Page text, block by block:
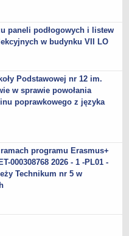
paneli podłogowych i listew
w budynku VII LO
Podstawowej nr 12 im.
w sprawie powołania
poprawkowego z języka
programu Erasmus+
000308768 2026 - 1 -PL01 -
Technikum nr 5 w